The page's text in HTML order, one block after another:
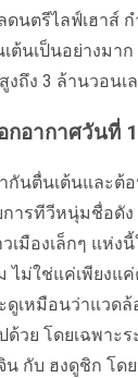
ดนตรีไลฟ์เฮาส์
นเป็นอย่างมาก
งถึง 3 ล้านวอนเ
กอากาศวันที่
กันตื่นเต้นและต้
การทีวีหนุ่มชื่อดั
วเมืองเล็กๆ แห่
ไม่ใช่แค่เพียงแ
ดูเหมือนว่าแวด
ด้วย โดยเฉพาะ
น กับ ฮงดูชิก โด